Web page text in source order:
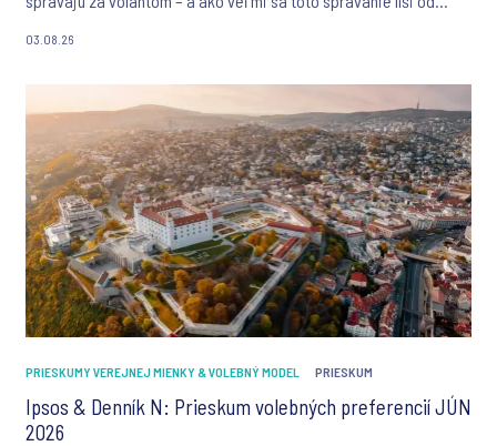
zodpovedného, no keď príde na konkrétne správanie, priznania
niektorých ukazovateľoch dokonca európsky priemer výrazne
prekonávajú.
03.08.26
PRIESKUMY VEREJNEJ MIENKY & VOLEBNÝ MODEL PRIESKUM
Ipsos & Denník N: Prieskum volebných preferencií JÚN
2026